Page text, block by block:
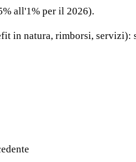
all'1% per il 2026).
in natura, rimborsi, servizi):